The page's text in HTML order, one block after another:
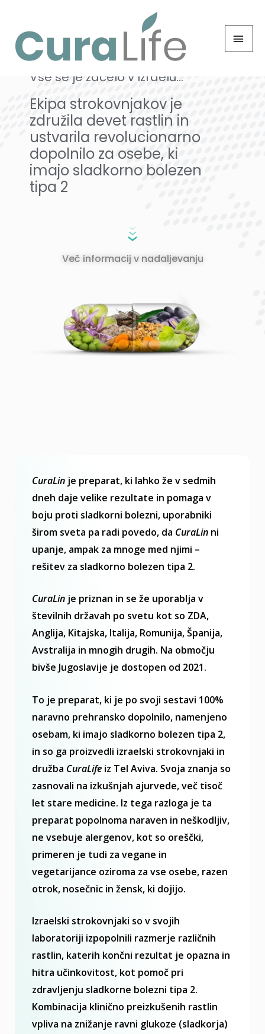
Naša zgodba
Vse se je začelo v Izraelu…
Ekipa strokovnjakov je
združila devet rastlin in
ustvarila revolucionarno
dopolnilo za osebe, ki
imajo sladkorno bolezen
tipa 2
Več informacij v nadaljevanju
CuraLin je preparat, ki lahko že v sedmih
dneh daje velike rezultate in pomaga v
boju proti sladkorni bolezni, uporabniki
širom sveta pa radi povedo, da CuraLin ni
upanje, ampak za mnoge med njimi –
rešitev za sladkorno bolezen tipa 2.
CuraLin je priznan in se že uporablja v
številnih državah po svetu kot so ZDA,
Anglija, Kitajska, Italija, Romunija, Španija,
Avstralija in mnogih drugih. Na območju
bivše Jugoslavije je dostopen od 2021.
To je preparat, ki je po svoji sestavi 100%
naravno prehransko dopolnilo, namenjeno
osebam, ki imajo sladkorno bolezen tipa 2,
in so ga proizvedli izraelski strokovnjaki in
družba CuraLife iz Tel Aviva. Svoja znanja so
zasnovali na izkušnjah ajurvede, več tisoč
let stare medicine. Iz tega razloga je ta
preparat popolnoma naraven in neškodljiv,
ne vsebuje alergenov, kot so oreščki,
primeren je tudi za vegane in
vegetarijance oziroma za vse osebe, razen
otrok, nosečnic in žensk, ki dojijo.
Izraelski strokovnjaki so v svojih
laboratoriji izpopolnili razmerje različnih
rastlin, katerih končni rezultat je opazna in
hitra učinkovitost, kot pomoč pri
zdravljenju sladkorne bolezni tipa 2.
Kombinacija klinično preizkušenih rastlin
vpliva na znižanje ravni glukoze (sladkorja)